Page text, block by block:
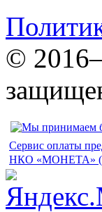
©
Сервис оплаты
НКО «МОНЕТА»